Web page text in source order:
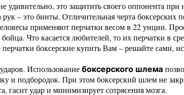
удивительно, это защитить своего оппонента при
– это бинты. Отличительная черта боксерских
применяют перчатки весом в 22 унции.
Что касается любителей, то их перчатки в
боксерские купить Вам – решайте сами,
Использование боксерского шлема
и подбородок. При этом боксерский шлем не
гасит удар и минимизирует сотрясения мозга.